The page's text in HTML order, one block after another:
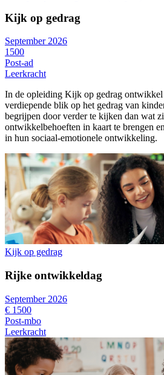
Kijk op gedrag
September 2026
1500
Post-ad
Leerkracht
In de opleiding Kijk op gedrag ontwikkel
verdiepende blik op het gedrag van
begrijpen door verder te kijken dan wat
ontwikkelbehoeften in kaart te brengen
in hun sociaal-emotionele ontwikkeling.
Kijk op gedrag
Rijke ontwikkeldag
September 2026
€ 1500
Post-mbo
Leerkracht